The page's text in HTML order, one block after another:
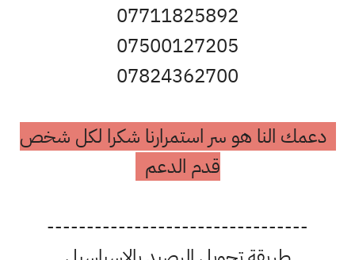
07711825892
07500127205
07824362700
دعمك النا هو سر استمرارنا شكرا لكل شخص
قدم الدعم
---------------------------------